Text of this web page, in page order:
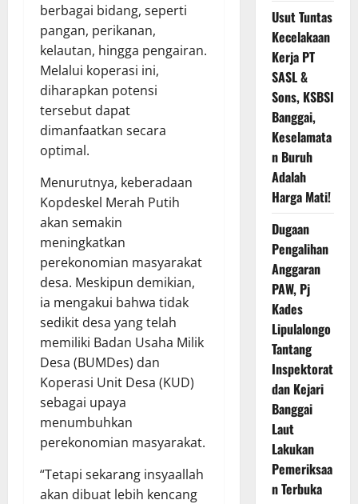
berbagai bidang, seperti
pangan, perikanan,
kelautan, hingga pengairan.
Melalui koperasi ini,
diharapkan potensi
tersebut dapat
dimanfaatkan secara
optimal.
Menurutnya, keberadaan
Kopdeskel Merah Putih
akan semakin
meningkatkan
perekonomian masyarakat
desa. Meskipun demikian,
ia mengakui bahwa tidak
sedikit desa yang telah
memiliki Badan Usaha Milik
Desa (BUMDes) dan
Koperasi Unit Desa (KUD)
sebagai upaya
menumbuhkan
perekonomian masyarakat.
“Tetapi sekarang insyaallah
akan dibuat lebih kencang
Usut Tuntas
Kecelakaan
Kerja PT
SASL &
Sons, KSBSI
Banggai,
Keselamata
n Buruh
Adalah
Harga Mati!
Dugaan
Pengalihan
Anggaran
PAW, Pj
Kades
Lipulalongo
Tantang
Inspektorat
dan Kejari
Banggai
Laut
Lakukan
Pemeriksaa
n Terbuka